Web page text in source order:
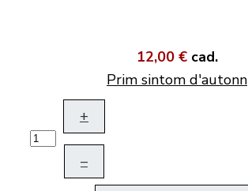
12,00 € cad.
Prim sintom d'autonn
+
–